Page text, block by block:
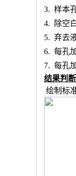
3. 样本
4.
除空
5. 弃去
6. 每孔
7. 每孔
结果判断
绘制标